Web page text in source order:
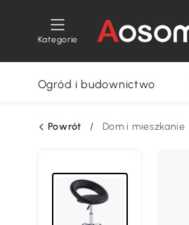
Kategorie
Ogród i budownictwo
Powrót / Dom i mieszkanie